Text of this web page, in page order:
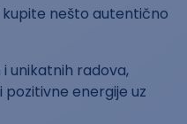
nešto autentično
unikatnih radova,
energije uz